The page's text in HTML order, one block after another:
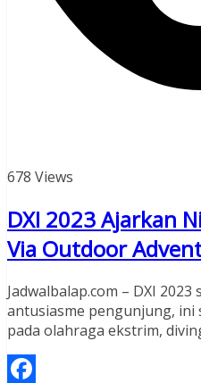
678 Views
DXI 2023 Ajarkan
Via Outdoor
Jadwalbalap.com – DXI
antusiasme pengunjung,
pada olahraga ekstrim,